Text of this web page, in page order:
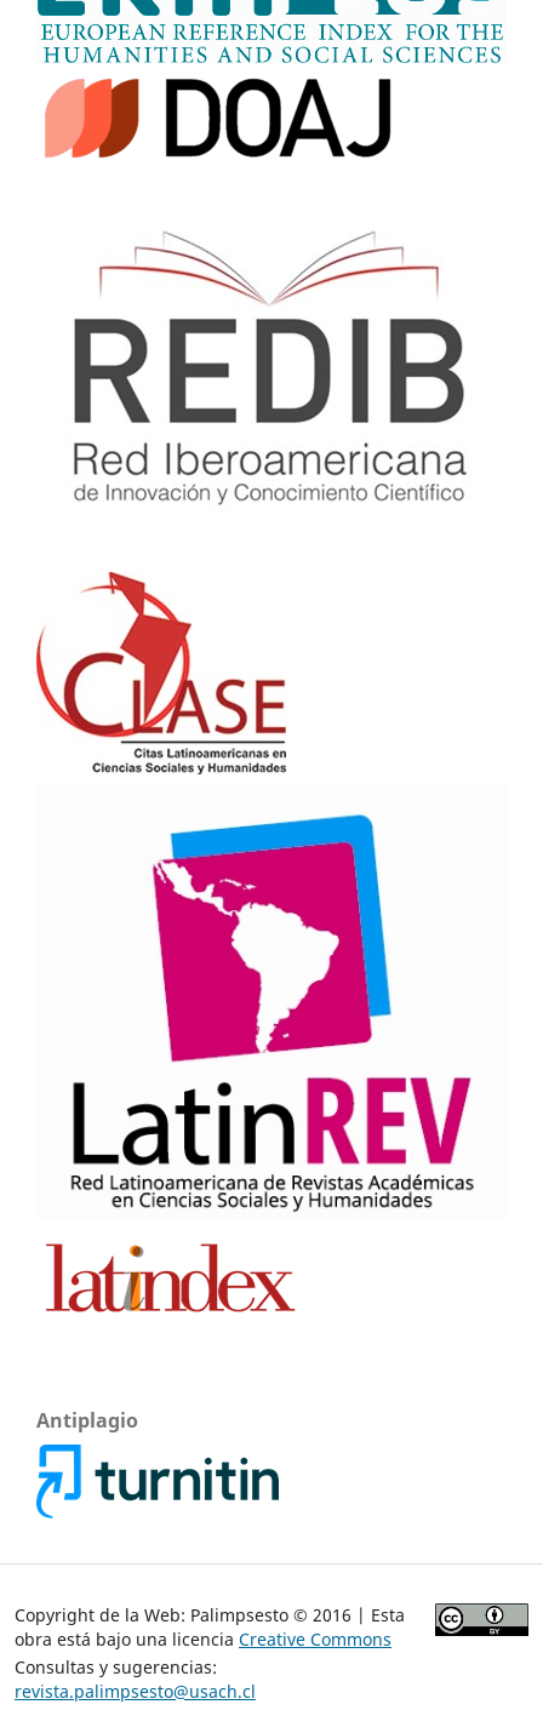
Antiplagio
Copyright de la Web: Palimpsesto © 2016 | Esta
obra está bajo una licencia Creative Commons
Consultas y sugerencias:
revista.palimpsesto@usach.cl